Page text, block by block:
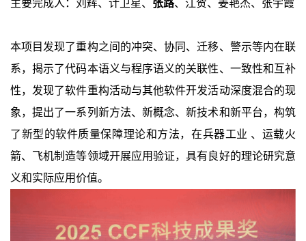
主要完成人：刘辉、计卫星、 张路、江贺、姜艳杰、张宇霞
本项目发现了重构之间的冲突、协同、迁移、警示等内在联
系，揭示了代码本语义与程序语义的关联性、一致性和互补
性，发现了软件重构活动与其他软件开发活动深度混合的现
象，提出了一系列新方法、新概念、新技术和新平台，构筑
了新型的软件质量保障理论和方法，在兵器工业 、运载火
箭、飞机制造等领域开展应用验证，具有良好的理论研究意
义和实际应用价值。